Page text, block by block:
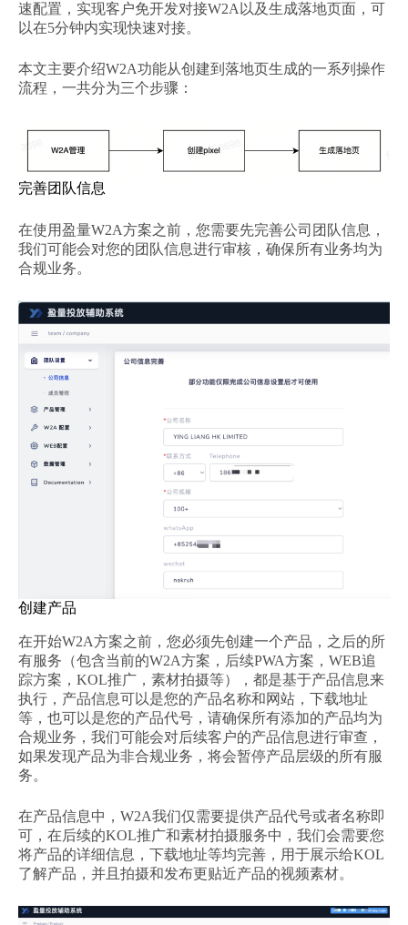
速配置，实现客户免开发对接W2A以及生成落地页面，可
以在5分钟内实现快速对接。
本文主要介绍W2A功能从创建到落地页生成的一系列操作
流程，一共分为三个步骤：
完善团队信息
在使用盈量W2A方案之前，您需要先完善公司团队信息，
我们可能会对您的团队信息进行审核，确保所有业务均为
合规业务。
创建产品
在开始W2A方案之前，您必须先创建一个产品，之后的所
有服务（包含当前的W2A方案，后续PWA方案，WEB追
踪方案，KOL推广，素材拍摄等），都是基于产品信息来
执行，产品信息可以是您的产品名称和网站，下载地址
等，也可以是您的产品代号，请确保所有添加的产品均为
合规业务，我们可能会对后续客户的产品信息进行审查，
如果发现产品为非合规业务，将会暂停产品层级的所有服
务。
在产品信息中，W2A我们仅需要提供产品代号或者名称即
可，在后续的KOL推广和素材拍摄服务中，我们会需要您
将产品的详细信息，下载地址等均完善，用于展示给KOL
了解产品，并且拍摄和发布更贴近产品的视频素材。